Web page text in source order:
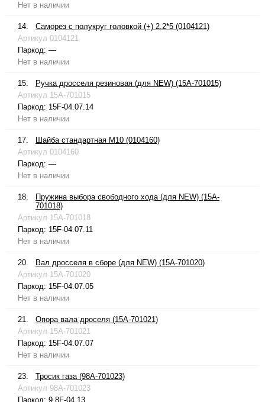
Нет в наличии
14.
Саморез с полукруг головкой (+) 2.2*5 (0104121)
Артикул 0104121
Паркод: —
Нет в наличии
15.
Ручка дросселя резиновая (для NEW) (15A-701015)
Артикул 15A-701015
Паркод: 15F-04.07.14
Нет в наличии
17.
Шайба стандартная М10 (0104160)
Артикул 0104160
Паркод: —
Нет в наличии
18.
Пружина выбора свободного хода (для NEW) (15A-
701018)
Артикул 15A-701018
Паркод: 15F-04.07.11
Нет в наличии
20.
Вал дросселя в сборе (для NEW) (15A-701020)
Артикул 15A-701020
Паркод: 15F-04.07.05
Нет в наличии
21.
Опора вала дроселя (15A-701021)
Артикул 15A-701021
Паркод: 15F-04.07.07
Нет в наличии
23.
Тросик газа (98A-701023)
Артикул 98A-701023
Паркод: 9.8F-04.13